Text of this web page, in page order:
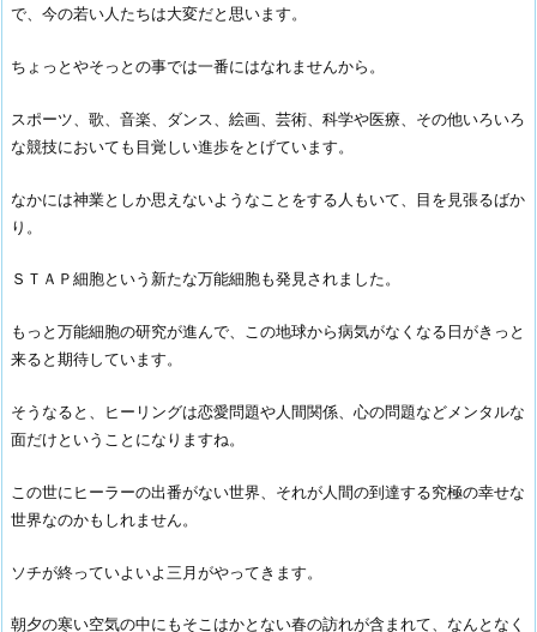
で、今の若い人たちは大変だと思います。
ちょっとやそっとの事では一番にはなれませんから。
スポーツ、歌、音楽、ダンス、絵画、芸術、科学や医療、その他いろいろ
な競技においても目覚しい進歩をとげています。
なかには神業としか思えないようなことをする人もいて、目を見張るばか
り。
ＳＴＡＰ細胞という新たな万能細胞も発見されました。
もっと万能細胞の研究が進んで、この地球から病気がなくなる日がきっと
来ると期待しています。
そうなると、ヒーリングは恋愛問題や人間関係、心の問題などメンタルな
面だけということになりますね。
この世にヒーラーの出番がない世界、それが人間の到達する究極の幸せな
世界なのかもしれません。
ソチが終っていよいよ三月がやってきます。
朝夕の寒い空気の中にもそこはかとない春の訪れが含まれて、なんとなく